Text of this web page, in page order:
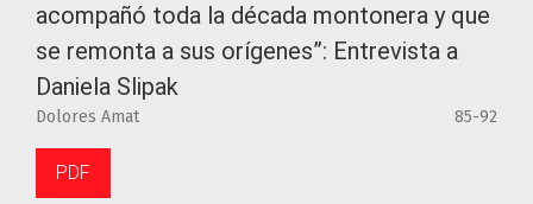
acompañó toda la década montonera y que
se remonta a sus orígenes”: Entrevista a
Daniela Slipak
Dolores Amat 85-92
PDF